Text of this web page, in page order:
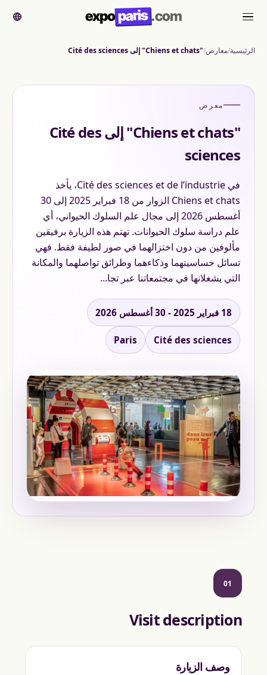
القائمة expoparis.com
الرئيسية معارض "Chiens et chats" إلى Cité des sciences
معرض
"Chiens et chats" إلى Cité des
sciences
في Cité des sciences et de l’industrie، يأخذ
Chiens et chats الزوار من 18 فبراير 2025 إلى 30
أغسطس 2026 إلى مجال علم السلوك الحيواني، أي
علم دراسة سلوك الحيوانات. تهتم هذه الزيارة برفيقين
مألوفين من دون اختزالهما في صور لطيفة فقط. فهي
تسائل حساسيتهما وذكاءهما وطرائق تواصلهما والمكانة
التي يشغلانها في مجتمعاتنا عبر تجا...
18 فبراير 2025 - 30 أغسطس 2026
Cité des sciences
Paris
01
Visit description
وصف الزيارة